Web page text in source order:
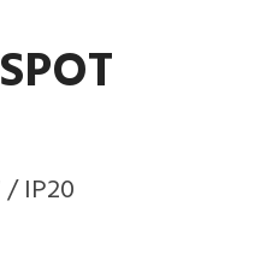
/ IP20